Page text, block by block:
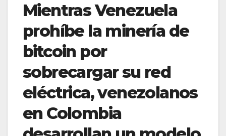
Mientras Venezuela
prohíbe la minería de
bitcoin por
sobrecargar su red
eléctrica, venezolanos
en Colombia